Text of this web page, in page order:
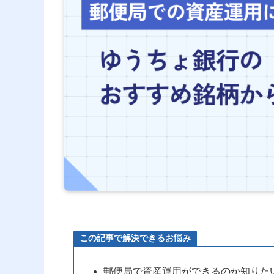
この記事で解決できるお悩み
郵便局で資産運用ができるのか知りた